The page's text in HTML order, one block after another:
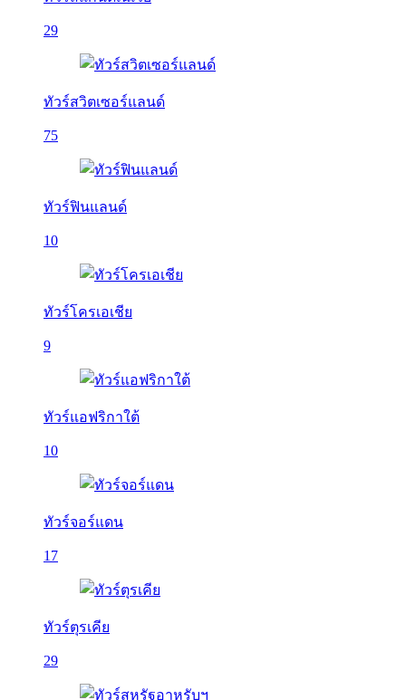
29
ทัวร์สวิตเซอร์แลนด์
75
ทัวร์ฟินแลนด์
10
ทัวร์โครเอเชีย
9
ทัวร์แอฟริกาใต้
10
ทัวร์จอร์แดน
17
ทัวร์ตุรเคีย
29